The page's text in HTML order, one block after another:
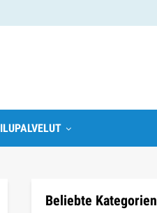
Beliebte Kategorien